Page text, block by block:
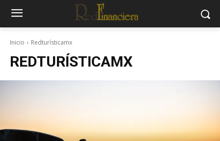
Inicio Redturísticamx
REDTURÍSTICAMX